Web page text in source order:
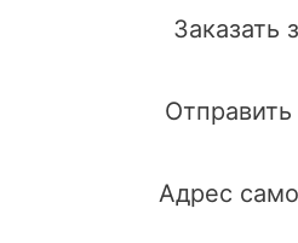
Заказать
Отправить
Адрес